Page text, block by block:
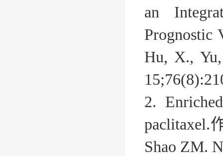
an
Hu, X.,
2.
paclitaxel.
Shao ZM.